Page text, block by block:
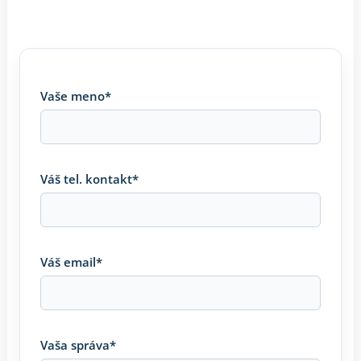
Vaše meno*
Váš tel. kontakt*
Váš email*
Vaša správa*